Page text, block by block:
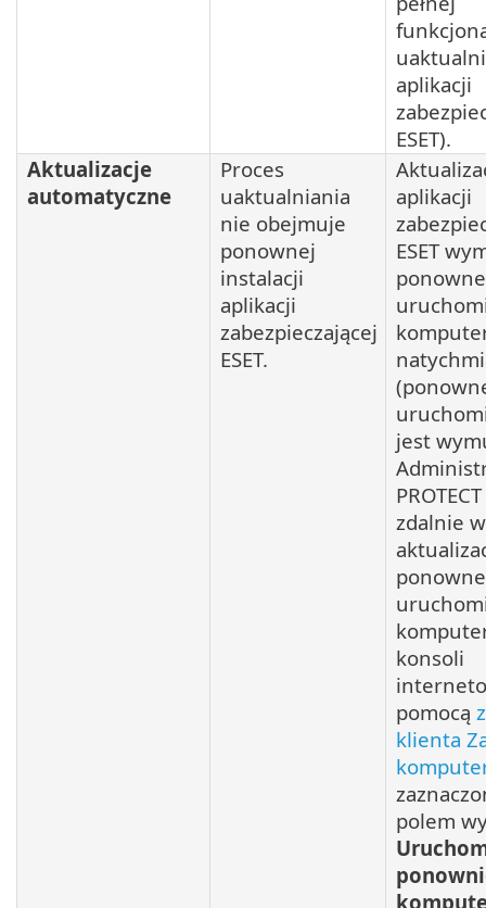
aplikacji
ESET).
Aktualizacje
automatyczne
Proces
uaktualniania
nie obejmuje
ponownej
instalacji
aplikacji
zabezpieczającej
ESET.
aplikacji
ESET
jest
zdalnie
ponowne
konsoli
pomocą
klienta
polem